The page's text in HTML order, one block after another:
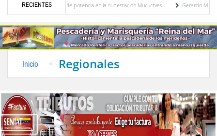
RECIENTES
transformador de potencia en la subestación Mucuchies
Gerardo Molina:
Inicio Regionales